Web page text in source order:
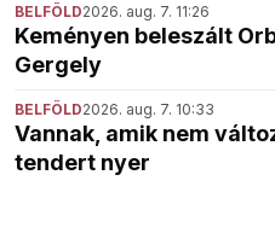
BELFÖLD2026. aug. 7. 11:26
Keményen beleszált
Gergely
BELFÖLD2026. aug. 7. 10:33
Vannak, amik nem
tendert nyer